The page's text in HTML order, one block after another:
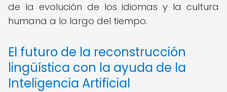
de la evolución de los idiomas y la cultura
humana a lo largo del tiempo.
El futuro de la reconstrucción
lingüística con la ayuda de la
Inteligencia Artificial